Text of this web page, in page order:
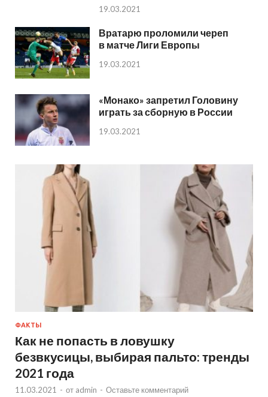
19.03.2021
Вратарю проломили череп
в матче Лиги Европы
19.03.2021
«Монако» запретил Головину
играть за сборную в России
19.03.2021
ФАКТЫ
Как не попасть в ловушку
безвкусицы, выбирая пальто: тренды
2021 года
11.03.2021 - от admin - Оставьте комментарий